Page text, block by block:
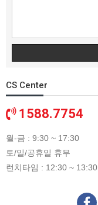
CS Center
1588.7754
월-금 : 9:30 ~ 17:30
토/일/공휴일 휴무
런치타임 : 12:30 ~ 13:30